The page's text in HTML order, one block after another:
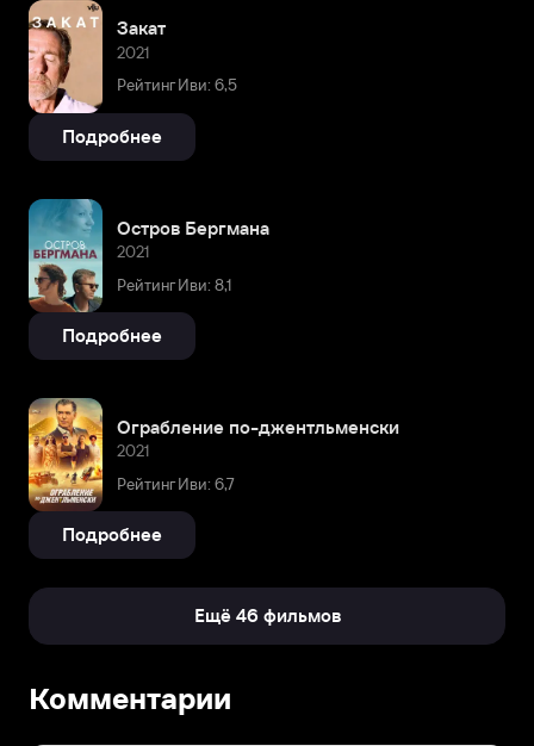
Закат
2021
Рейтинг Иви: 6,5
Подробнее
Остров Бергмана
2021
Рейтинг Иви: 8,1
Подробнее
Ограбление по-джентльменски
2021
Рейтинг Иви: 6,7
Подробнее
Ещё 46 фильмов
Тим
Комментарии